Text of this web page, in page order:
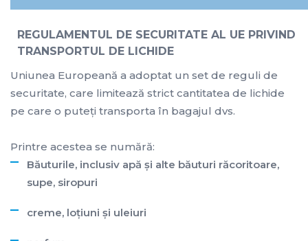
REGULAMENTUL DE SECURITATE AL UE PRIVIND
TRANSPORTUL DE LICHIDE
Uniunea Europeană a adoptat un set de reguli de
securitate, care limitează strict cantitatea de lichide
pe care o puteţi transporta în bagajul dvs.
Printre acestea se numără:
Băuturile, inclusiv apă şi alte băuturi răcoritoare,
supe, siropuri
creme, loţiuni şi uleiuri